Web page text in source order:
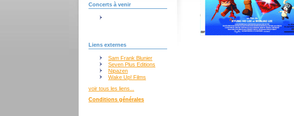
Concerts à venir
Liens externes
Sam Frank Blunier
Seven Plus Editions
Nipazen
Wake Up! Films
voir tous les liens...
Conditions générales